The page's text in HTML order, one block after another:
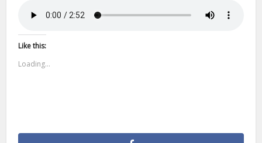
Like this:
Loading...